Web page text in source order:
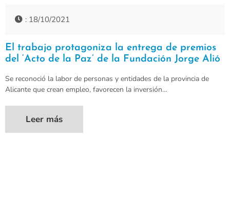
: 18/10/2021
El trabajo protagoniza la entrega de premios
del ‘Acto de la Paz’ de la Fundación Jorge Alió
Se reconoció la labor de personas y entidades de la provincia de
Alicante que crean empleo, favorecen la inversión…
Leer más